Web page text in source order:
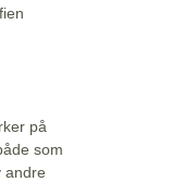
på
som
andre